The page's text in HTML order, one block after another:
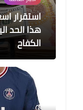
استقرار
هذا الحد
الكفاح